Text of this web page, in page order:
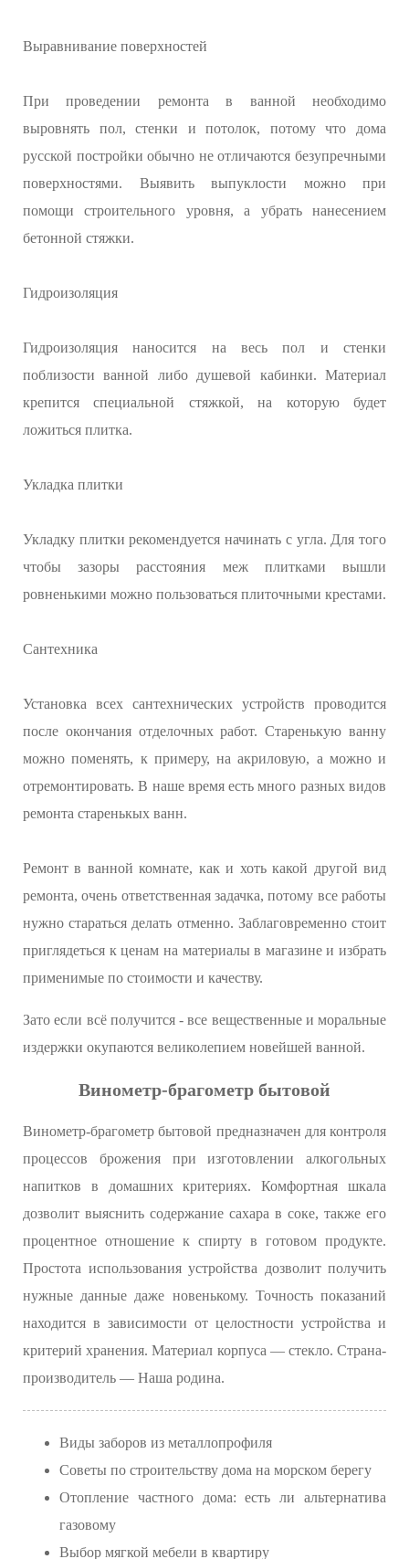
Выравнивание поверхностей
При проведении ремонта в ванной необходимо
выровнять пол, стенки и потолок, потому что дома
русской постройки обычно не отличаются безупречными
поверхностями. Выявить выпуклости можно при
помощи строительного уровня, а убрать нанесением
бетонной стяжки.
Гидроизоляция
Гидроизоляция наносится на весь пол и стенки
поблизости ванной либо душевой кабинки. Материал
крепится специальной стяжкой, на которую будет
ложиться плитка.
Укладка плитки
Укладку плитки рекомендуется начинать с угла. Для того
чтобы зазоры расстояния меж плитками вышли
ровненькими можно пользоваться плиточными крестами.
Сантехника
Установка всех сантехнических устройств проводится
после окончания отделочных работ. Старенькую ванну
можно поменять, к примеру, на акриловую, а можно и
отремонтировать. В наше время есть много разных видов
ремонта старенькых ванн.
Ремонт в ванной комнате, как и хоть какой другой вид
ремонта, очень ответственная задачка, потому все работы
нужно стараться делать отменно. Заблаговременно стоит
приглядеться к ценам на материалы в магазине и избрать
применимые по стоимости и качеству.
Зато если всё получится - все вещественные и моральные
издержки окупаются великолепием новейшей ванной.
Винометр-брагометр бытовой
Винометр-брагометр бытовой предназначен для контроля
процессов брожения при изготовлении алкогольных
напитков в домашних критериях. Комфортная шкала
дозволит выяснить содержание сахара в соке, также его
процентное отношение к спирту в готовом продукте.
Простота использования устройства дозволит получить
нужные данные даже новенькому. Точность показаний
находится в зависимости от целостности устройства и
критерий хранения. Материал корпуса — стекло. Страна-
производитель — Наша родина.
Виды заборов из металлопрофиля
Советы по строительству дома на морском берегу
Отопление частного дома: есть ли альтернатива
газовому
Выбор мягкой мебели в квартиру